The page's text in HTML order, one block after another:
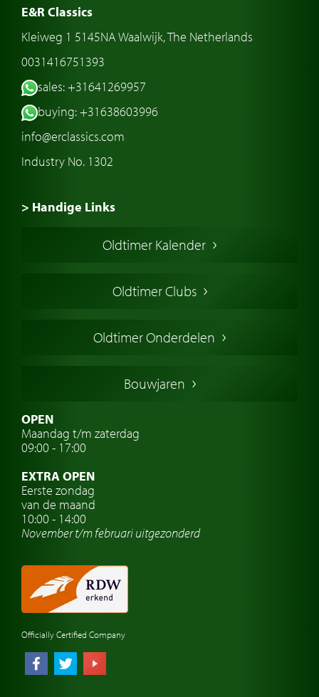
E&R Classics
Kleiweg 1 5145NA Waalwijk, The Netherlands
0031416751393
sales: +31641269957
buying: +31638603996
info@erclassics.com
Industry No. 1302
> Handige Links
Amerikaanse oldtimers
Franse oldtimers
Zweedse oldtimers
Oldtimer verzekering
Oldtimer reizen
Oldtimerwerkplaats
Automerk horloges
Classic cars Nederland
Oldtimer Kalender
Oldtimer Clubs
Oldtimer Onderdelen
Bouwjaren
OPEN
Maandag t/m zaterdag
09:00 - 17:00
EXTRA OPEN
Eerste zondag
van de maand
10:00 - 14:00
November t/m februariuitgezonderd
Officially Certified Company